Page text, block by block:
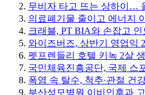
무비자 타고 뜨는 상하이…
의료폐기물 줄이고 에너지
크래블, PT BIA와 손잡고
와이즈버즈, 상반기 영업익
펫프렌들리 호텔 키녹 2살
국민체육진흥공단, 국제 스
폭염 속 탈수, 척추·관절 건
부산성모병원 이비인후과